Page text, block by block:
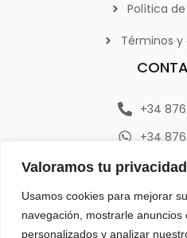
Valoramos tu privacidad
Usamos cookies para mejorar
navegación, mostrarle anuncios
personalizados y analizar
Política
Términos
+34
+34
Av. República Argentina